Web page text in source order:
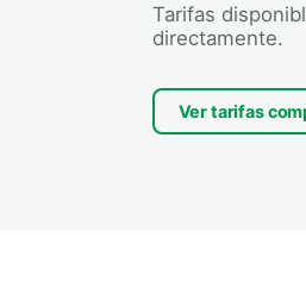
Tarifas
directamente.
Ver tarifas